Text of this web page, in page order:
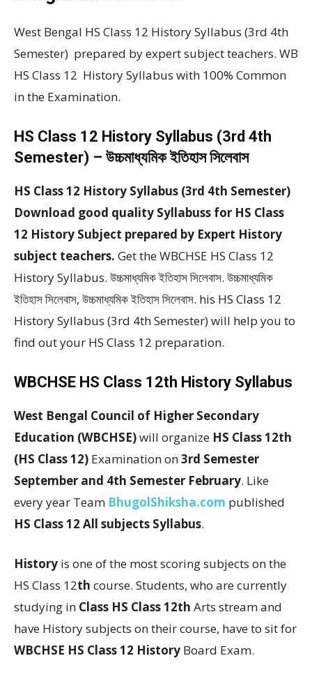
West Bengal HS Class 12 History Syllabus (3rd 4th
Semester) prepared by expert subject teachers. WB
HS Class 12 History Syllabus with 100% Common
in the Examination.
HS Class 12 History Syllabus (3rd 4th
Semester) – উচ্চমাধ্যমিক ইতিহাস সিলেবাস
HS Class 12 History Syllabus (3rd 4th Semester)
Download good quality Syllabuss for HS Class
12 History Subject prepared by Expert History
subject teachers. Get the WBCHSE HS Class 12
History Syllabus. উচ্চমাধ্যমিক ইতিহাস সিলেবাস. উচ্চমাধ্যমিক
ইতিহাস সিলেবাস, উচ্চমাধ্যমিক ইতিহাস সিলেবাস. his HS Class 12
History Syllabus (3rd 4th Semester) will help you to
find out your HS Class 12 preparation.
WBCHSE HS Class 12th History Syllabus
West Bengal Council of Higher Secondary
Education (WBCHSE)will organize HS Class 12th
(HS Class 12) Examination on3rd Semester
September and 4th Semester February. Like
every year Team BhugolShiksha.com published
HS Class 12 All subjects Syllabus.
History is one of the most scoring subjects on the
HS Class 12th course. Students, who are currently
studying in Class HS Class 12th Arts stream and
have History subjects on their course, have to sit for
WBCHSE HS Class 12 History Board Exam.